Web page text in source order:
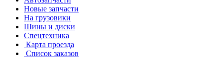
Новые запчасти
На грузовики
Шины и диски
Спецтехника
Карта проезда
Список заказов